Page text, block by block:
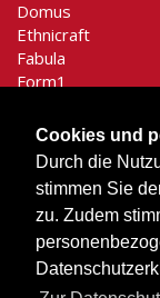
Cookies und
Durch die
stimmen Sie
zu. Zudem
Domus
Ethnicraft
Fabula
Form1
graypants
Holtkötter
Houe
Hüsler Nest
It's about RoMi
Jess
Karlsholz
Kauft lokal